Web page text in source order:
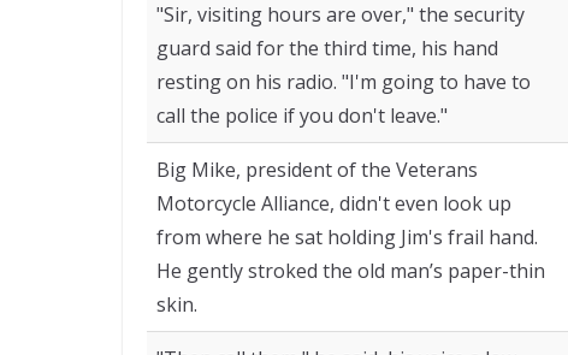
"Sir, visiting hours are over," the security
guard said for the third time, his hand
resting on his radio. "I'm going to have to
call the police if you don't leave."
Big Mike, president of the Veterans
Motorcycle Alliance, didn't even look up
from where he sat holding Jim's frail hand.
He gently stroked the old man’s paper-thin
skin.